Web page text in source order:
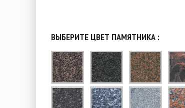
ВЫБЕРИТЕ ЦВЕТ ПАМЯТНИКА :